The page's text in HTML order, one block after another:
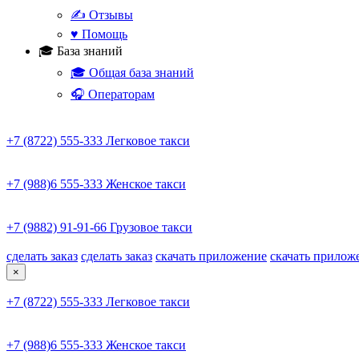
✍️ Отзывы
♥️ Помощь
🎓 База знаний
🎓 Общая база знаний
🎧 Операторам
+7 (8722) 555-333 Легковое такси
+7 (988)6 555-333 Женское такси
+7 (9882) 91-91-66 Грузовое такси
сделать заказ сделать заказ скачать приложение скачать
×
+7 (8722) 555-333 Легковое такси
+7 (988)6 555-333 Женское такси